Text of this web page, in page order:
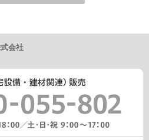
製品、住まいづくり(新築・リフォー
提案
スに関するご提案
イベントに関する情報ご提供
に関する情報ご提供など
解いただいている場合や法令で認め
情報を第三者に提供または開示いた
会社